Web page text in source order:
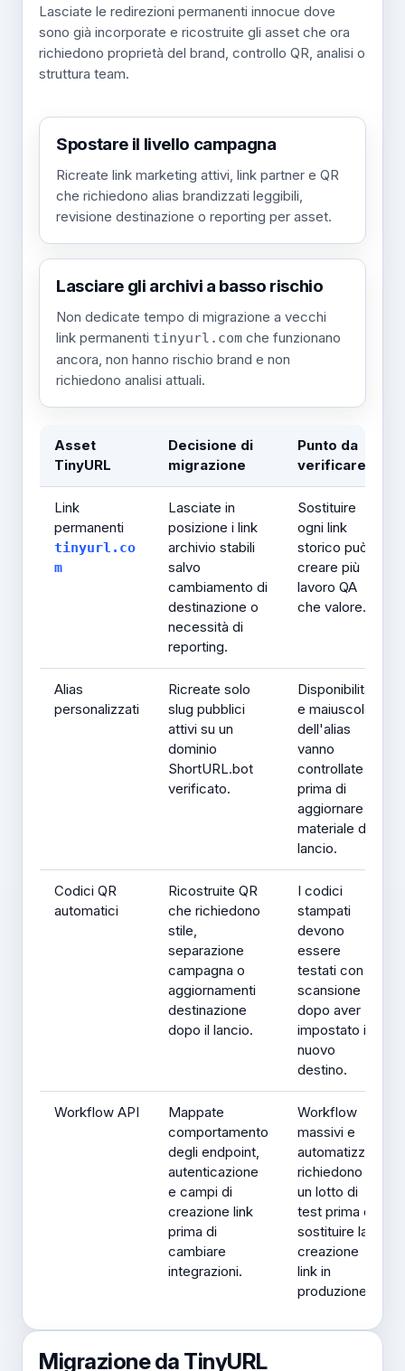
Lasciate le redirezioni permanenti innocue dove
sono già incorporate e ricostruite gli asset che ora
richiedono proprietà del brand, controllo QR, analisi o
struttura team.
Spostare il livello campagna
Ricreate link marketing attivi, link partner e QR
che richiedono alias brandizzati leggibili,
revisione destinazione o reporting per asset.
Lasciare gli archivi a basso rischio
Non dedicate tempo di migrazione a vecchi
link permanenti tinyurl.com che funzionano
ancora, non hanno rischio brand e non
richiedono analisi attuali.
Asset
TinyURL
Decisione di
migrazione
Punto da
verificare
Link
permanenti
tinyurl.co
m
Lasciate in
posizione i link
archivio stabili
salvo
cambiamento di
destinazione o
necessità di
reporting.
Sostituire
ogni link
storico può
creare più
lavoro QA
che valore.
Alias
personalizzati
Ricreate solo
slug pubblici
attivi su un
dominio
ShortURL.bot
verificato.
Disponibilità
e maiuscole
dell'alias
vanno
controllate
prima di
aggiornare
materiale di
lancio.
Codici QR
automatici
Ricostruite QR
che richiedono
stile,
separazione
campagna o
aggiornamenti
destinazione
dopo il lancio.
I codici
stampati
devono
essere
testati con
scansione
dopo aver
impostato il
nuovo
destino.
Workflow API
Mappate
comportamento
degli endpoint,
autenticazione
e campi di
creazione link
prima di
cambiare
integrazioni.
Workflow
massivi e
automatizzati
richiedono
un lotto di
test prima di
sostituire la
creazione
link in
produzione.
Migrazione da TinyURL